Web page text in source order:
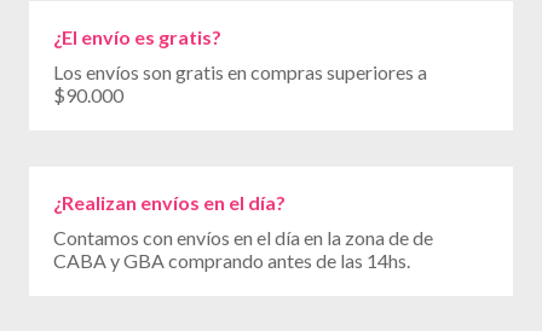
¿El envío es gratis?
Los envíos son gratis en compras superiores a
$90.000
¿Realizan envíos en el día?
Contamos con envíos en el día en la zona de de
CABA y GBA comprando antes de las 14hs.